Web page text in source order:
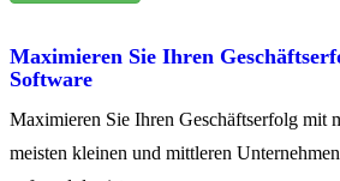
Maximieren Sie Ihren
Software
Maximieren Sie Ihren Geschäftserfolg mit
meisten kleinen und mittleren